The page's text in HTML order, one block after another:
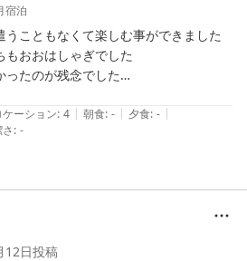
宿泊
こともなくて楽しむ事ができました
おおはしゃぎでした
ったのが残念でした
なかったので連絡もとらずにそのまま諦
ールでのやりとりもとても好感がもてま
ケーション: 4 | 朝食: - | 夕食: - |
: -
12日投稿